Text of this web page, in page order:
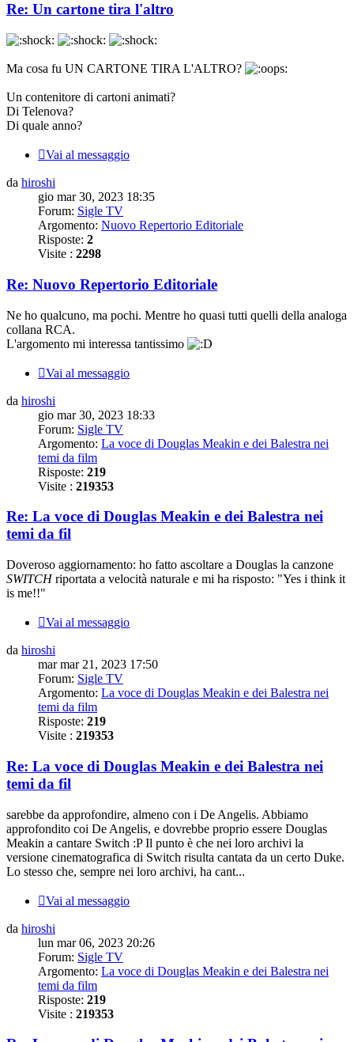
Re: Un cartone tira l'altro
Ma cosa fu UN CARTONE TIRA L'ALTRO?
Un contenitore di cartoni animati?
Di Telenova?
Di quale anno?
Vai al messaggio
da hiroshi
gio mar 30, 2023 18:35
Forum: Sigle TV
Argomento: Nuovo Repertorio Editoriale
Risposte: 2
Visite : 2298
Re: Nuovo Repertorio Editoriale
Ne ho qualcuno, ma pochi. Mentre ho quasi tutti quelli della analoga
collana RCA.
L'argomento mi interessa tantissimo
Vai al messaggio
da hiroshi
gio mar 30, 2023 18:33
Forum: Sigle TV
Argomento: La voce di Douglas Meakin e dei Balestra nei
temi da film
Risposte: 219
Visite : 219353
Re: La voce di Douglas Meakin e dei Balestra nei
temi da fil
Doveroso aggiornamento: ho fatto ascoltare a Douglas la canzone
SWITCHriportata a velocità naturale e mi ha risposto: "Yes i think it
is me!!"
Vai al messaggio
da hiroshi
mar mar 21, 2023 17:50
Forum: Sigle TV
Argomento: La voce di Douglas Meakin e dei Balestra nei
temi da film
Risposte: 219
Visite : 219353
Re: La voce di Douglas Meakin e dei Balestra nei
temi da fil
sarebbe da approfondire, almeno con i De Angelis. Abbiamo
approfondito coi De Angelis, e dovrebbe proprio essere Douglas
Meakin a cantare Switch :P Il punto è che nei loro archivi la
versione cinematografica di Switch risulta cantata da un certo Duke.
Lo stesso che, sempre nei loro archivi, ha cant...
Vai al messaggio
da hiroshi
lun mar 06, 2023 20:26
Forum: Sigle TV
Argomento: La voce di Douglas Meakin e dei Balestra nei
temi da film
Risposte: 219
Visite : 219353